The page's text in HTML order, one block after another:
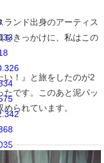
ンド出身のアーティス
をきっかけに、私はこの
！』と旅をしたのが2
です。このあと泥パッ
られています。